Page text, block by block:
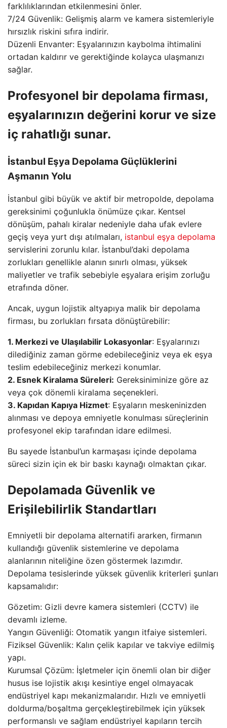
farklılıklarından etkilenmesini önler.
7/24 Güvenlik: Gelişmiş alarm ve kamera sistemleriyle
hırsızlık riskini sıfıra indirir.
Düzenli Envanter: Eşyalarınızın kaybolma ihtimalini
ortadan kaldırır ve gerektiğinde kolayca ulaşmanızı
sağlar.
Profesyonel bir depolama firması,
eşyalarınızın değerini korur ve size
iç rahatlığı sunar.
İstanbul Eşya Depolama Güçlüklerini
Aşmanın Yolu
İstanbul gibi büyük ve aktif bir metropolde, depolama
gereksinimi çoğunlukla önümüze çıkar. Kentsel
dönüşüm, pahalı kiralar nedeniyle daha ufak evlere
geçiş veya yurt dışı atılmaları, istanbul eşya depolama
servislerini zorunlu kılar. İstanbul’daki depolama
zorlukları genellikle alanın sınırlı olması, yüksek
maliyetler ve trafik sebebiyle eşyalara erişim zorluğu
etrafında döner.
Ancak, uygun lojistik altyapıya malik bir depolama
firması, bu zorlukları fırsata dönüştürebilir:
1. Merkezi ve Ulaşılabilir Lokasyonlar: Eşyalarınızı
dilediğiniz zaman görme edebileceğiniz veya ek eşya
teslim edebileceğiniz merkezi konumlar.
2. Esnek Kiralama Süreleri: Gereksiniminize göre az
veya çok dönemli kiralama seçenekleri.
3. Kapıdan Kapıya Hizmet: Eşyaların meskeninizden
alınması ve depoya emniyetle konulması süreçlerinin
profesyonel ekip tarafından idare edilmesi.
Bu sayede İstanbul’un karmaşası içinde depolama
süreci sizin için ek bir baskı kaynağı olmaktan çıkar.
Depolamada Güvenlik ve
Erişilebilirlik Standartları
Emniyetli bir depolama alternatifi ararken, firmanın
kullandığı güvenlik sistemlerine ve depolama
alanlarının niteliğine özen göstermek lazımdır.
Depolama tesislerinde yüksek güvenlik kriterleri şunları
kapsamalıdır:
Gözetim: Gizli devre kamera sistemleri (CCTV) ile
devamlı izleme.
Yangın Güvenliği: Otomatik yangın itfaiye sistemleri.
Fiziksel Güvenlik: Kalın çelik kapılar ve takviye edilmiş
yapı.
Kurumsal Çözüm: İşletmeler için önemli olan bir diğer
husus ise lojistik akışı kesintiye engel olmayacak
endüstriyel kapı mekanizmalarıdır. Hızlı ve emniyetli
doldurma/boşaltma gerçekleştirebilmek için yüksek
performanslı ve sağlam endüstriyel kapıların tercih